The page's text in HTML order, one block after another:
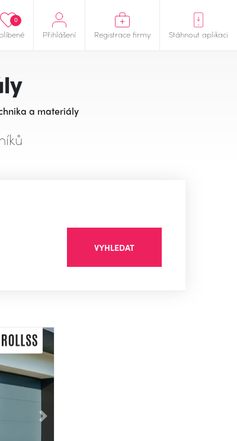
0
Přihlášení Registrace firmy Stáhnout aplikaci
a materiály
VYHLEDAT
Následující